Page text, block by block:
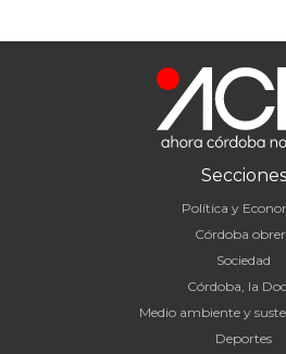
Secciones
Política y
Córdoba
Sociedad
Córdoba, la
Medio ambiente y
Deportes